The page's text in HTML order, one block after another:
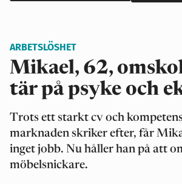
ARBETSLÖSHET
Mikael, 62,
tär på psyke och
Trots ett starkt cv och
marknaden skriker efter, får
inget jobb. Nu håller han på att
möbelsnickare.